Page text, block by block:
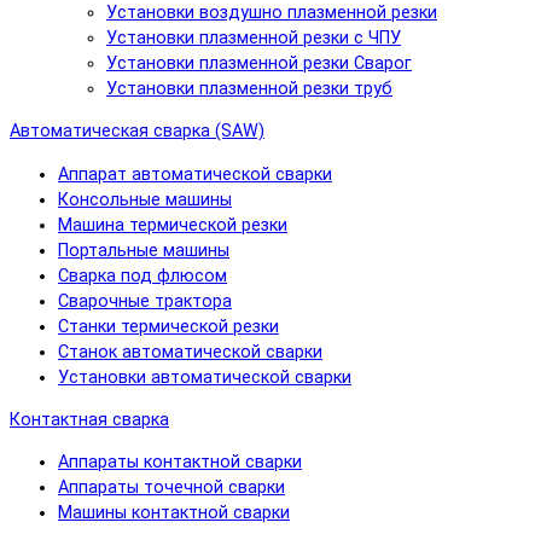
Установки воздушно плазменной резки
Установки плазменной резки с ЧПУ
Установки плазменной резки Сварог
Установки плазменной резки труб
Автоматическая сварка (SAW)
Аппарат автоматической сварки
Консольные машины
Машина термической резки
Портальные машины
Сварка под флюсом
Сварочные трактора
Станки термической резки
Станок автоматической сварки
Установки автоматической сварки
Контактная сварка
Аппараты контактной сварки
Аппараты точечной сварки
Машины контактной сварки